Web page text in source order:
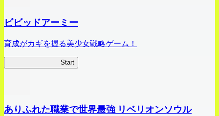
ビビッドアーミー
育成がカギを握る美少女戦略ゲーム！
Start
ありふれた職業で世界最強 リベリオンソウル